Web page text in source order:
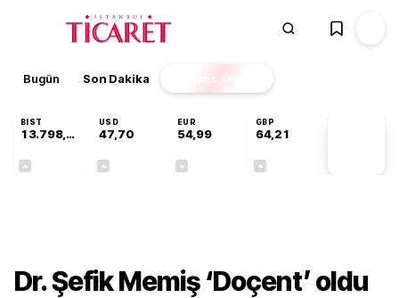
Bugün Son Dakika Finans EKSTRA
BIST
13.798,82
USD
47,70
EUR
54,99
GBP
64,21
Dr. Şefik Memiş ‘Doçent’ oldu